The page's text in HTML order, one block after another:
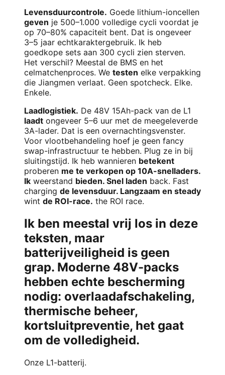
Levensduurcontrole. Goede lithium-ioncellen
geven je 500–1.000 volledige cycli voordat je
op 70–80% capaciteit bent. Dat is ongeveer
3–5 jaar echtkaraktergebruik. Ik heb
goedkope sets aan 300 cycli zien sterven.
Het verschil? Meestal de BMS en het
celmatchenproces. We testen elke verpakking
die Jiangmen verlaat. Geen spotcheck. Elke.
Enkele.
Laadlogistiek. De 48V 15Ah-pack van de L1
laadt ongeveer 5–6 uur met de meegeleverde
3A-lader. Dat is een overnachtingsvenster.
Voor vlootbehandeling hoef je geen fancy
swap-infrastructuur te hebben. Plug ze in bij
sluitingstijd. Ik heb wannieren betekent
proberen me te verkopen op 10A-snelladers.
Ik weerstand bieden. Snel laden back. Fast
charging de levensduur. Langzaam en steady
wint de ROI-race. the ROI race.
Ik ben meestal vrij los in deze
teksten, maar
batterijveiligheid is geen
grap. Moderne 48V-packs
hebben echte bescherming
nodig: overlaadafschakeling,
thermische beheer,
kortsluitpreventie, het gaat
om de volledigheid.
Onze L1-batterij.